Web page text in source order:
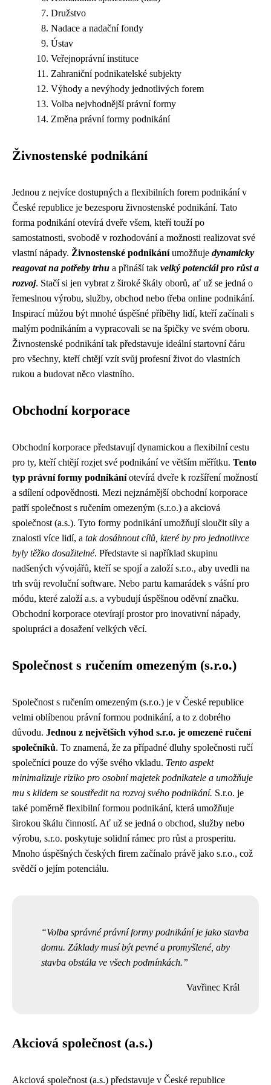
Družstvo
Nadace a nadační fondy
Ústav
Veřejnoprávní instituce
Zahraniční podnikatelské subjekty
Výhody a nevýhody jednotlivých forem
Volba nejvhodnější právní formy
Změna právní formy podnikání
Živnostenské podnikání
Jednou z nejvíce dostupných a flexibilních forem podnikání v
České republice je bezesporu živnostenské podnikání. Tato
forma podnikání otevírá dveře všem, kteří touží po
samostatnosti, svobodě v rozhodování a možnosti realizovat své
vlastní nápady. Živnostenské podnikáníumožňuje dynamicky
reagovat na potřeby trhu a přináší tak velký potenciál pro růst a
rozvoj. Stačí si jen vybrat z široké škály oborů, ať už se jedná o
řemeslnou výrobu, služby, obchod nebo třeba online podnikání.
Inspirací můžou být mnohé úspěšné příběhy lidí, kteří začínali s
malým podnikáním a vypracovali se na špičky ve svém oboru.
Živnostenské podnikání tak představuje ideální startovní čáru
pro všechny, kteří chtějí vzít svůj profesní život do vlastních
rukou a budovat něco vlastního.
Obchodní korporace
Obchodní korporace představují dynamickou a flexibilní cestu
pro ty, kteří chtějí rozjet své podnikání ve větším měřítku. Tento
typ právní formy podnikáníotevírá dveře k rozšíření možností
a sdílení odpovědnosti. Mezi nejznámější obchodní korporace
patří společnost s ručením omezeným (s.r.o.) a akciová
společnost (a.s.). Tyto formy podnikání umožňují sloučit síly a
znalosti více lidí, a tak dosáhnout cílů, které by pro jednotlivce
byly těžko dosažitelné. Představte si například skupinu
nadšených vývojářů, kteří se spojí a založí s.r.o., aby uvedli na
trh svůj revoluční software. Nebo partu kamarádek s vášní pro
módu, které založí a.s. a vybudují úspěšnou oděvní značku.
Obchodní korporace otevírají prostor pro inovativní nápady,
spolupráci a dosažení velkých věcí.
Společnost s ručením omezeným (s.r.o.)
Společnost s ručením omezeným (s.r.o.) je v České republice
velmi oblíbenou právní formou podnikání, a to z dobrého
důvodu. Jednou z největších výhod s.r.o. je omezené ručení
společníků. To znamená, že za případné dluhy společnosti ručí
společníci pouze do výše svého vkladu. Tento aspekt
minimalizuje riziko pro osobní majetek podnikatele a umožňuje
mu s klidem se soustředit na rozvoj svého podnikání. S.r.o. je
také poměrně flexibilní formou podnikání, která umožňuje
širokou škálu činností. Ať už se jedná o obchod, služby nebo
výrobu, s.r.o. poskytuje solidní rámec pro růst a prosperitu.
Mnoho úspěšných českých firem začínalo právě jako s.r.o., což
svědčí o jejím potenciálu.
Volba správné právní formy podnikání je jako stavba
domu. Základy musí být pevné a promyšlené, aby
stavba obstála ve všech podmínkách.
Vavřinec Král
Akciová společnost (a.s.)
Akciová společnost (a.s.) představuje v České republice